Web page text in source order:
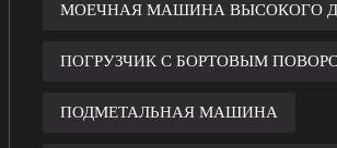
МОЕЧНАЯ МАШИНА ВЫСОКОГО
ПОГРУЗЧИК С БОРТОВЫМ
ПОДМЕТАЛЬНАЯ МАШИНА